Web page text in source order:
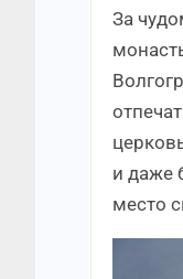
За
и даже
место